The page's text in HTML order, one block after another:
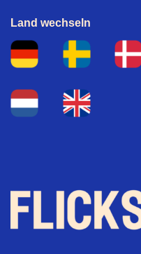
Land wechseln